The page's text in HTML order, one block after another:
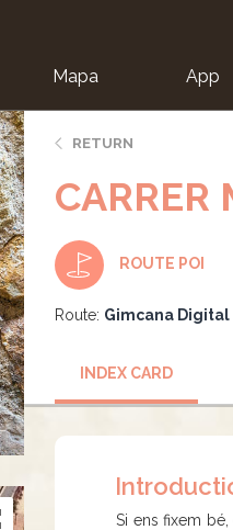
Mapa App
RETURN
CARRER
ROUTE POI
Route: Gimcana
INDEX CARD
Si ens fixem